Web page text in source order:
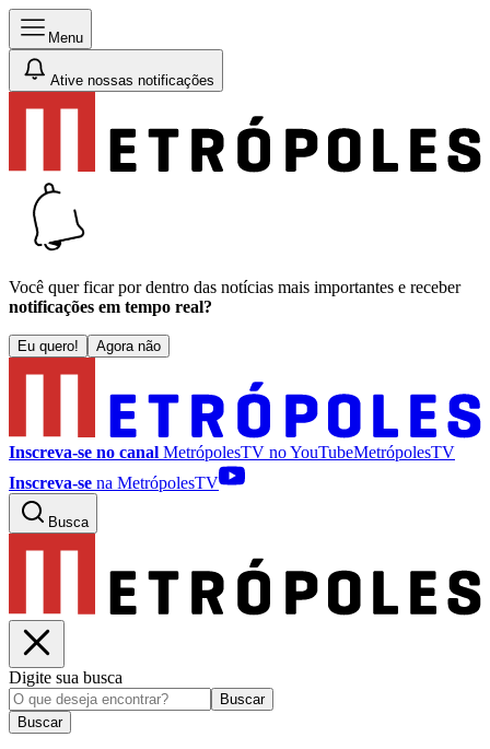
Menu
Ative nossas notificações
Você quer ficar por dentro das notícias mais importantes e receber
notificações em tempo real?
Eu quero! Agora não
Inscreva-se no canal MetrópolesTV noYouTubeMetrópolesTV
Inscreva-se na MetrópolesTV
Busca
Digite sua busca
Buscar
Buscar